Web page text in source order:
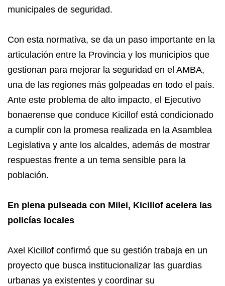
municipales de seguridad.
Con esta normativa, se da un paso importante en la
articulación entre la Provincia y los municipios que
gestionan para mejorar la seguridad en el AMBA,
una de las regiones más golpeadas en todo el país.
Ante este problema de alto impacto, el Ejecutivo
bonaerense que conduce Kicillof está condicionado
a cumplir con la promesa realizada en la Asamblea
Legislativa y ante los alcaldes, además de mostrar
respuestas frente a un tema sensible para la
población.
En plena pulseada con Milei, Kicillof acelera las
policías locales
Axel Kicillof confirmó que su gestión trabaja en un
proyecto que busca institucionalizar las guardias
urbanas ya existentes y coordinar su